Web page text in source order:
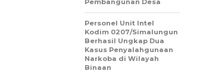
Pembangunan Desa
Personel Unit Intel
Kodim 0207/Simalungun
Berhasil Ungkap Dua
Kasus Penyalahgunaan
Narkoba di Wilayah
Binaan